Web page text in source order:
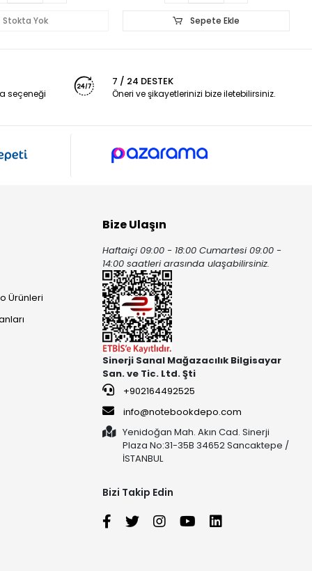
Stokta Yok Sepete Ekle
seçeneği
7 / 24 DESTEK
Öneri ve şikayetlerinizi bize iletebilirsiniz.
Ürünleri
Bize Ulaşın
Haftaiçi 09:00 - 18:00 Cumartesi 09:00 -
14:00 saatleri arasında ulaşabilirsiniz.
Sinerji Sanal Mağazacılık Bilgisayar
San. ve Tic. Ltd. Şti
+902164492525
info@notebookdepo.com
Yenidoğan Mah. Akın Cad. Sinerji
Plaza No:31-35B 34652 Sancaktepe /
İSTANBUL
Bizi Takip Edin